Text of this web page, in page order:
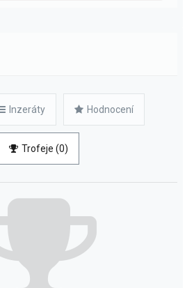
Inzeráty Hodnocení
Trofeje (0)